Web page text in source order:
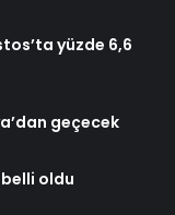
yüzde 6,6
geçecek
belli oldu